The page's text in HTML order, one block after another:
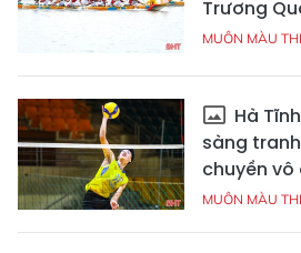
Trương
MUÔN MÀU
Hà
sàng
chuyền
MUÔN MÀU